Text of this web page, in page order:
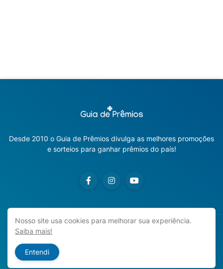
Desde 2010 o Guia de Prêmios divulga as melhores promoções
e sorteios para ganhar prêmios do país!
Copyright ©
Início
Sobre o Blog
Nosso site usa cookies para melhorar sua experiência.
Saiba mais!
Entendi